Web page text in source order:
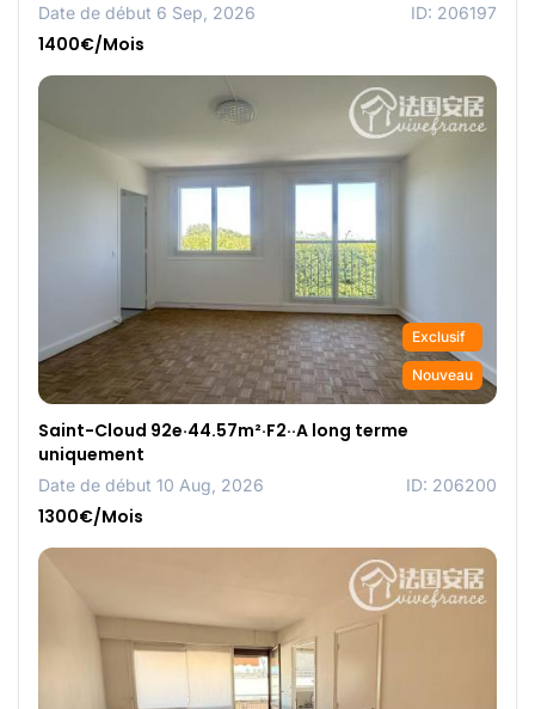
Date de début 6 Sep, 2026 ID: 206197
1400€/Mois
Exclusif
Nouveau
Saint-Cloud 92e·44.57m²·F2··A long terme
uniquement
Date de début 10 Aug, 2026 ID: 206200
1300€/Mois